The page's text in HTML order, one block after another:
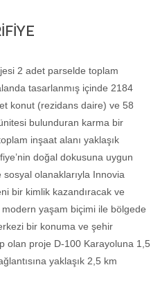
2 adet parselde toplam
tasarlanmış içinde 2184
konut (rezidans daire) ve 58
bulunduran karma bir
inşaat alanı yaklaşık
doğal dokusuna uygun
olanaklarıyla Innovia
bir kimlik kazandıracak ve
yaşam biçimi ile bölgede
bir konuma ve şehir
olan proje D-100 Karayoluna 1,5
yaklaşık 2,5 km